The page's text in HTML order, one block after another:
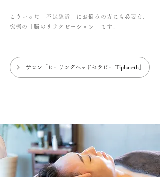
こういった「不定愁訴」にお悩みの方にも必要な、
究極の「脳のリラクゼーション」です。
サロン「ヒーリングヘッドセラピー Tiphareth」